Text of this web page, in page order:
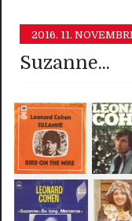
2016. 11.
Suzanne...